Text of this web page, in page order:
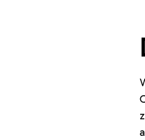
Navigation nach